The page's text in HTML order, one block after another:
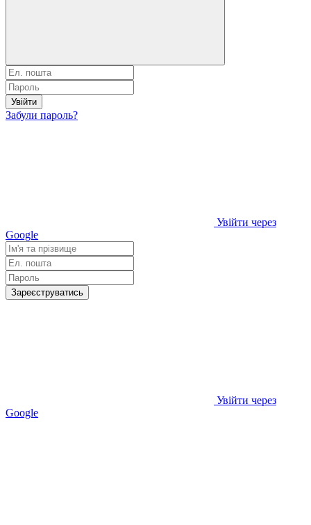
Увійти
Забули пароль?
Увійти через
Google
Зареєструватись
Увійти через
Google